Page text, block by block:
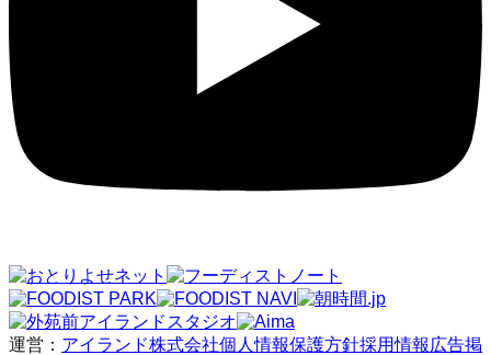
運営： アイランド株式会社個人情報保護方針採用情報 広告掲